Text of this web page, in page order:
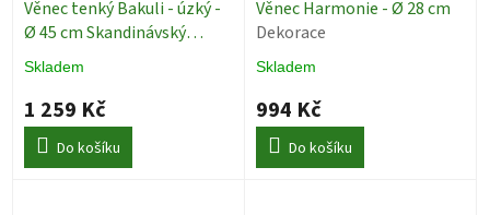
Věnec tenký Bakuli - úzký -
Ø 45 cm Skandinávský
design
Skladem
1 259 Kč
Do košíku
Věnec Harmonie - Ø 28 cm
Dekorace
Skladem
994 Kč
Do košíku